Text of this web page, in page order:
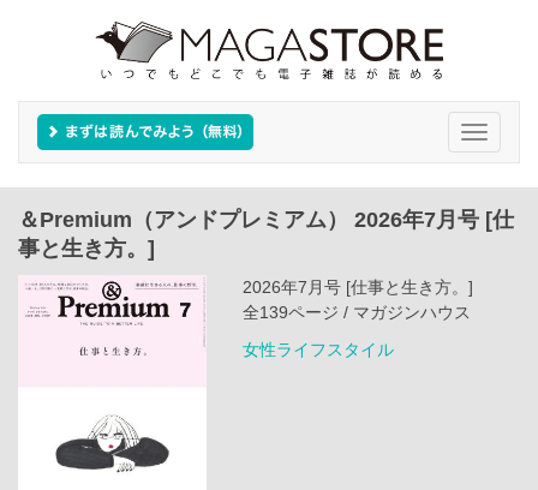
Toggle
＆Premium（アンドプレミアム） 2026年7月号 [仕
事と生き方。]
2026年7月号 [仕事と生き方。]
全139ページ / マガジンハウス
女性ライフスタイル